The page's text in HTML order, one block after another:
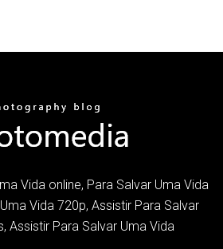
Vida online, Para Salvar Uma Vida
Vida 720p, Assistir Para Salvar
Assistir Para Salvar Uma Vida